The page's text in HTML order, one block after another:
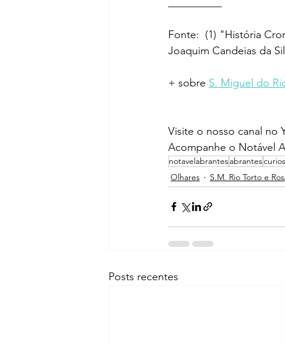
Fonte:  (1) "História
Joaquim Candeias da
+ sobre S. Miguel do
Visite o nosso canal no
Acompanhe o Notável
notavelabrantesabrantes
Olhares
S.M. Rio Torto e
Posts recentes